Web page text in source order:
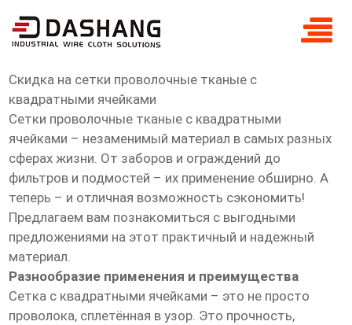
скидка сетки проволочные тканые с
квадратными
Скидка на сетки проволочные тканые с
квадратными ячейками
Сетки проволочные тканые с квадратными
ячейками – незаменимый материал в самых разных
сферах жизни. От заборов и ограждений до
фильтров и подмостей – их применение обширно. А
теперь – и отличная возможность сэкономить!
Предлагаем вам познакомиться с выгодными
предложениями на этот практичный и надежный
материал.
Разнообразие применения и преимущества
Сетка с квадратными ячейками – это не просто
проволока, сплетённая в узор. Это прочность,